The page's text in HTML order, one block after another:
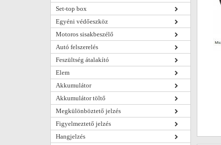
Set-top box
Egyéni védőeszköz
Motoros sisakbeszélő
Autó felszerelés
Feszültség átalakító
Elem
Akkumulátor
Akkumulátor töltő
Megkülönböztető jelzés
Figyelmeztető jelzés
Hangjelzés